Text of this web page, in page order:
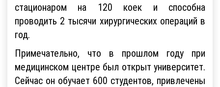
стационаром на 120 коек и способна
проводить 2 тысячи хирургических операций в
год.
Примечательно, что в прошлом году при
медицинском центре был открыт университет.
Сейчас он обучает 600 студентов, привлечены